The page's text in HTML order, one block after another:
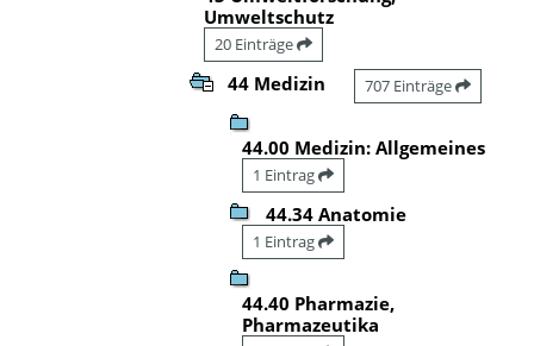
Umweltschutz
20 Einträge
44 Medizin 707 Einträge
44.00 Medizin: Allgemeines
1 Eintrag
44.34 Anatomie
1 Eintrag
44.40 Pharmazie,
Pharmazeutika